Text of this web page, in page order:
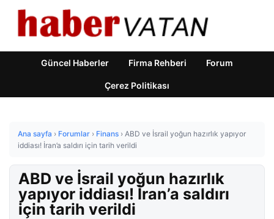
Güncel Haberler Firma Rehberi Forum
Çerez Politikası
Ana sayfa › Forumlar › Finans › ABD ve İsrail yoğun hazırlık yapıyor
iddiası! İran’a saldırı için tarih verildi
ABD ve İsrail yoğun hazırlık
yapıyor iddiası! İran’a saldırı
için tarih verildi